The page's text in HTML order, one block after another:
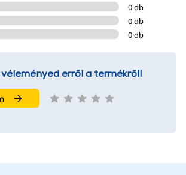
0 db
0 db
0 db
erről a termékről!